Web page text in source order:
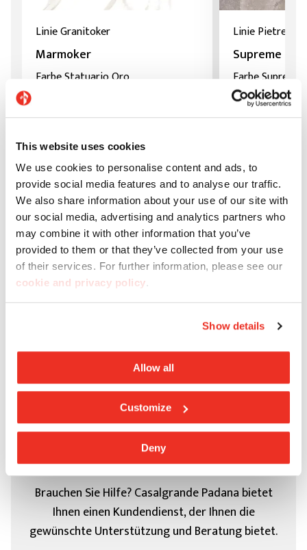
This website uses cookies
We use cookies to personalise content and ads, to
provide social media features and to analyse our traffic.
We also share information about your use of our site with
our social media, advertising and analytics partners who
may combine it with other information that you’ve
provided to them or that they’ve collected from your use
of their services. For further information, please see our
cookie and privacy policy.
Show details
Allow all
Customize
Deny
Linie Granitoker
Marmoker
Farbe Statuario Oro
Linie Pietre
Supreme
Farbe Supreme
Kundendienst
Brauchen Sie Hilfe? Casalgrande Padana bietet
Ihnen einen Kundendienst, der Ihnen die
gewünschte Unterstützung und Beratung bietet.